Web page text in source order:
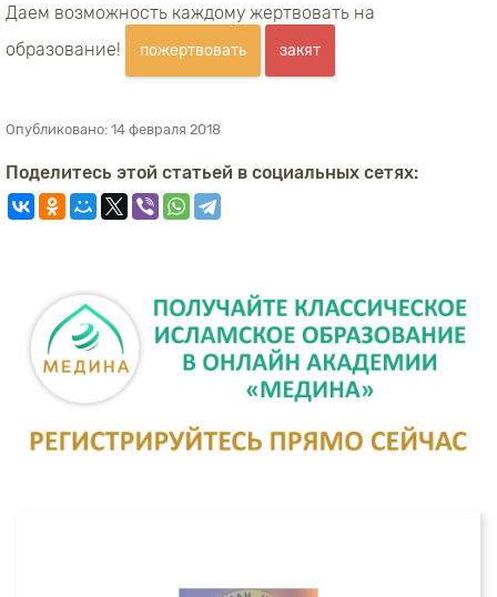
Даем возможность каждому жертвовать на
образование!
пожертвовать закят
Опубликовано: 14 февраля 2018
Поделитесь этой статьей в социальных сетях: